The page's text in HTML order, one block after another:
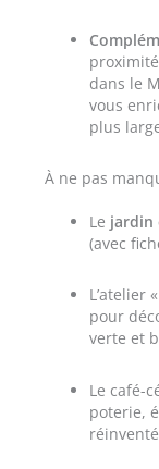
dans le
vous
plus
À ne pas
Le jardin
(avec
L’atelier
pour
verte et
Le café-
poterie,